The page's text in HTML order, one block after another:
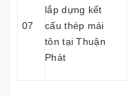
07
lắp dựng kết
cấu thép mái
tôn tại Thuận
Phát